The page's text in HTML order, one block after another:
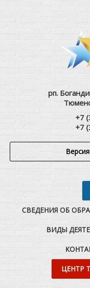
рп.
+7
+7
СВЕДЕНИЯ ОБ
ВИДЫ
ЦЕНТР